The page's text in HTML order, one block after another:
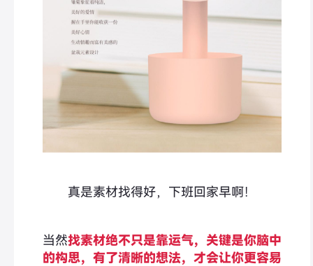
真是素材找得好，下班回家早啊！
当然找素材绝不只是靠运气，关键是你脑中
的构思，有了清晰的想法，才会让你更容易